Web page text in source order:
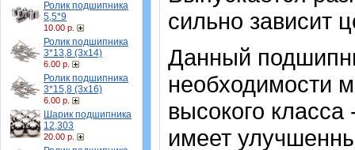
Ролик подшипника
5,5*9
10.00 р.
Ролик подшипника
3*13,8 (3х14)
6.00 р.
Ролик подшипника
3*15,8 (3х16)
6.00 р.
Шарик подшипника
12,303
20.00 р.
сильно зависит
Данный
необходимости
высокого
имеет